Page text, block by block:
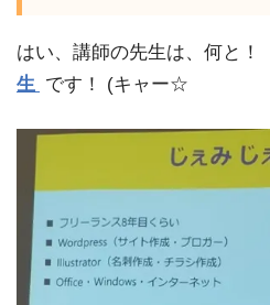
はい、講師の先生は、何と！
生 です！ (キャー☆